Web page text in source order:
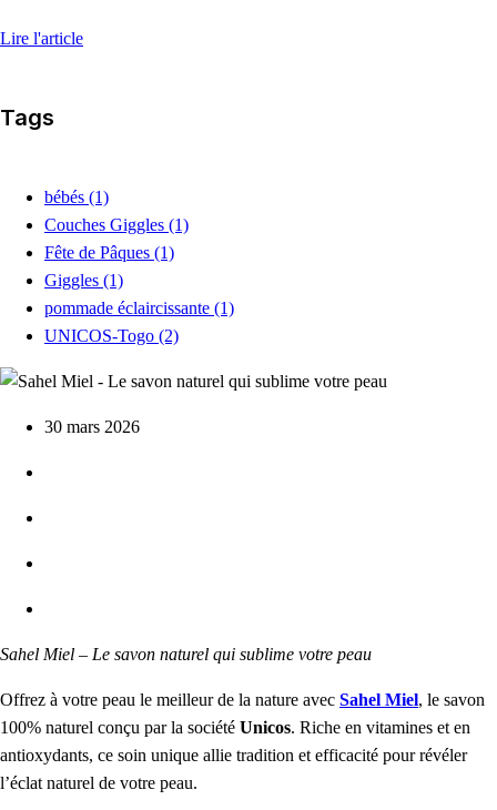
Lire l'article
Tags
bébés (1)
Couches Giggles (1)
Fête de Pâques (1)
Giggles (1)
pommade éclaircissante (1)
UNICOS-Togo (2)
30 mars 2026
Sahel Miel – Le savon naturel qui sublime votre peau
Offrez à votre peau le meilleur de la nature avec Sahel Miel, le savon
100% naturel conçu par la société Unicos. Riche en vitamines et en
antioxydants, ce soin unique allie tradition et efficacité pour révéler
l’éclat naturel de votre peau.